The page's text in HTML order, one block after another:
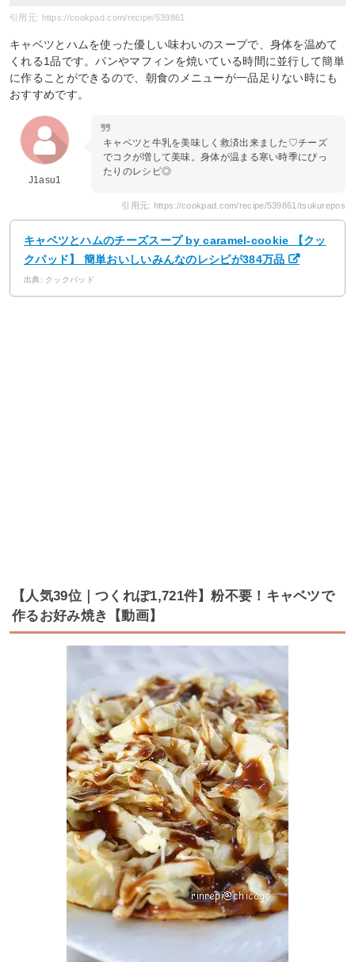
引用元: https://cookpad.com/recipe/539861
キャベツとハムを使った優しい味わいのスープで、身体を温めて
くれる1品です。パンやマフィンを焼いている時間に並行して簡単
に作ることができるので、朝食のメニューが一品足りない時にも
おすすめです。
J1asu1
キャベツと牛乳を美味しく救済出来ました♡チーズ
でコクが増して美味。身体が温まる寒い時季にぴっ
たりのレシピ◎
引用元: https://cookpad.com/recipe/539861/tsukurepos
キャベツとハムのチーズスープ by caramel-cookie 【クッ
クパッド】 簡単おいしいみんなのレシピが384万品
出典: クックパッド
【人気39位｜つくれぽ1,721件】粉不要！キャベツで
作るお好み焼き【動画】